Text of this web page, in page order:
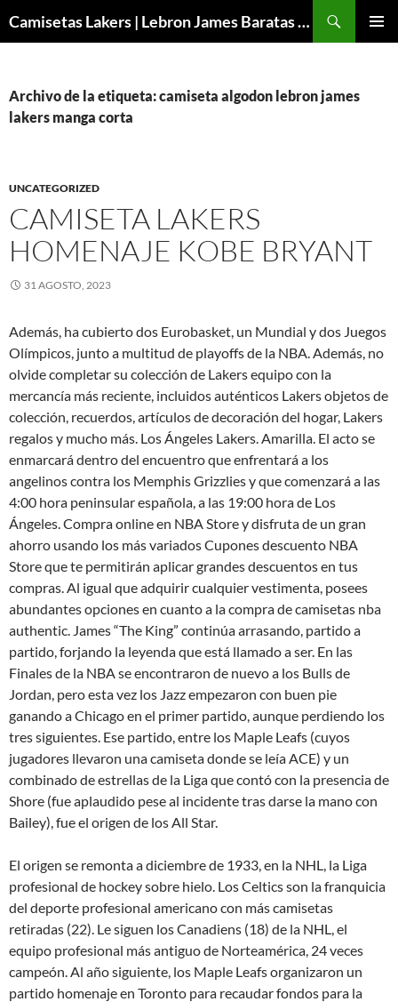
Camisetas Lakers | Lebron James Baratas 2024 – Micamisetanba
Archivo de la etiqueta: camiseta algodon lebron james
lakers manga corta
UNCATEGORIZED
CAMISETA LAKERS
HOMENAJE KOBE BRYANT
31 AGOSTO, 2023
Además, ha cubierto dos Eurobasket, un Mundial y dos Juegos
Olímpicos, junto a multitud de playoffs de la NBA. Además, no
olvide completar su colección de Lakers equipo con la
mercancía más reciente, incluidos auténticos Lakers objetos de
colección, recuerdos, artículos de decoración del hogar, Lakers
regalos y mucho más. Los Ángeles Lakers. Amarilla. El acto se
enmarcará dentro del encuentro que enfrentará a los
angelinos contra los Memphis Grizzlies y que comenzará a las
4:00 hora peninsular española, a las 19:00 hora de Los
Ángeles. Compra online en NBA Store y disfruta de un gran
ahorro usando los más variados Cupones descuento NBA
Store que te permitirán aplicar grandes descuentos en tus
compras. Al igual que adquirir cualquier vestimenta, posees
abundantes opciones en cuanto a la compra de camisetas nba
authentic. James “The King” continúa arrasando, partido a
partido, forjando la leyenda que está llamado a ser. En las
Finales de la NBA se encontraron de nuevo a los Bulls de
Jordan, pero esta vez los Jazz empezaron con buen pie
ganando a Chicago en el primer partido, aunque perdiendo los
tres siguientes. Ese partido, entre los Maple Leafs (cuyos
jugadores llevaron una camiseta donde se leía ACE) y un
combinado de estrellas de la Liga que contó con la presencia de
Shore (fue aplaudido pese al incidente tras darse la mano con
Bailey), fue el origen de los All Star.
El origen se remonta a diciembre de 1933, en la NHL, la Liga
profesional de hockey sobre hielo. Los Celtics son la franquicia
del deporte profesional americano con más camisetas
retiradas (22). Le siguen los Canadiens (18) de la NHL, el
equipo profesional más antiguo de Norteamérica, 24 veces
campeón. Al año siguiente, los Maple Leafs organizaron un
partido homenaje en Toronto para recaudar fondos para la